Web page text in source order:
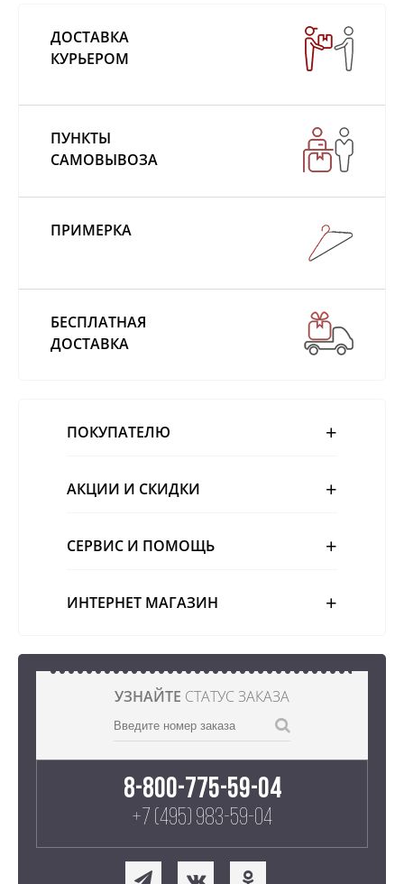
ДОСТАВКА
КУРЬЕРОМ
ПУНКТЫ
САМОВЫВОЗА
ПРИМЕРКА
БЕСПЛАТНАЯ
ДОСТАВКА
ПОКУПАТЕЛЮ
АКЦИИ И СКИДКИ
СЕРВИС И ПОМОЩЬ
ИНТЕРНЕТ МАГАЗИН
УЗНАЙТЕ СТАТУС ЗАКАЗА
8-800-775-59-04
+7 (495) 983-59-04